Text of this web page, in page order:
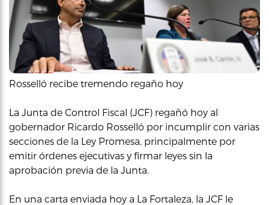
Rosselló recibe tremendo regaño hoy
La Junta de Control Fiscal (JCF) regañó hoy al
gobernador Ricardo Rosselló por incumplir con varias
secciones de la Ley Promesa, principalmente por
emitir órdenes ejecutivas y firmar leyes sin la
aprobación previa de la Junta.
En una carta enviada hoy a La Fortaleza, la JCF le